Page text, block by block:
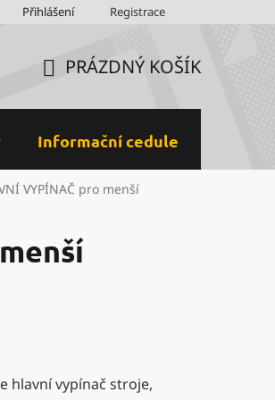
Ochrana osobních údajů a GDPR
Přihlášení Registrace
KOŠÍK
PRÁZDNÝ KOŠÍK
Informační cedule
VYPÍNAČ pro menší
hlavní vypínač stroje,